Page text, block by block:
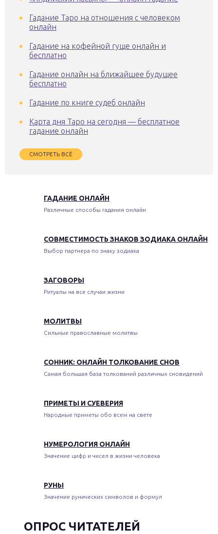
Гадание Таро на отношения с человеком
онлайн
Гадание на кофейной гуще онлайн и
бесплатно
Гадание онлайн на ближайшее будущее
бесплатно
Гадание по книге судеб онлайн
Карта дня Таро на сегодня — бесплатное
гадание онлайн
СМОТРЕТЬ ВСЁ
ГАДАНИЕ ОНЛАЙН
Различные способы гадания онлайн
СОВМЕСТИМОСТЬ ЗНАКОВ ЗОДИАКА ОНЛАЙН
Выбор партнера по знаку зодиака
ЗАГОВОРЫ
Ритуалы на все случаи жизни
МОЛИТВЫ
Сильные православные молитвы
СОННИК: ОНЛАЙН ТОЛКОВАНИЕ СНОВ
Самая большая база толкований различных сновидений
ПРИМЕТЫ И СУЕВЕРИЯ
Народные приметы обо всем на свете
НУМЕРОЛОГИЯ ОНЛАЙН
Значение цифр и чисел в жизни человека
РУНЫ
Значение рунических символов и формул
ОПРОС ЧИТАТЕЛЕЙ